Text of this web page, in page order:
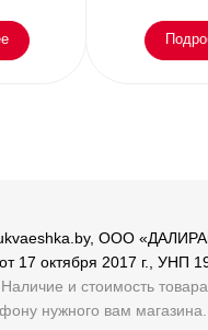
ООО
17 октября 2017 г., УНП
Наличие и стоимость
нужного вам магазина.